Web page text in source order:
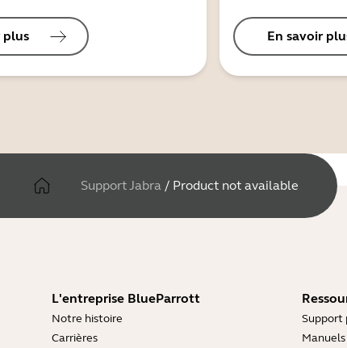
plus En savoir
Support Jabra / Product not available
L'entreprise BlueParrott
Notre histoire
Carrières
Support